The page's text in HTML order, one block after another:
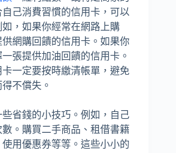
己消費習慣的信用卡，可以
，如果你經常在網路上購
網購回饋的信用卡。如果你
張提供加油回饋的信用卡。
一定要按時繳清帳單，避免
不償失。
省錢的小技巧。例如，自己
。購買二手商品、租借書籍
用優惠券等等。這些小小的